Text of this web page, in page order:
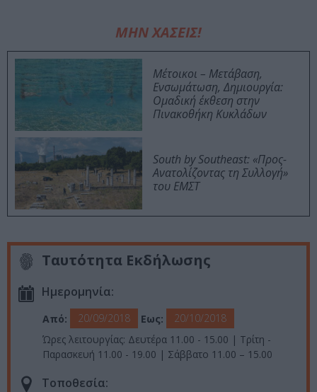
ΜΗΝ ΧΑΣΕΙΣ!
Μέτοικοι – Μετάβαση,
Ενσωμάτωση, Δημιουργία:
Ομαδική έκθεση στην
Πινακοθήκη Κυκλάδων
South by Southeast: «Προς-
Ανατολίζοντας τη Συλλογή»
του ΕΜΣΤ
Ταυτότητα Εκδήλωσης
Ημερομηνία:
Από: 20/09/2018 Εως:
20/10/2018
Ώρες λειτουργίας: Δευτέρα 11.00 - 15.00 | Τρίτη -
Παρασκευή 11.00 - 19.00 | Σάββατο 11.00 – 15.00
Τοποθεσία: